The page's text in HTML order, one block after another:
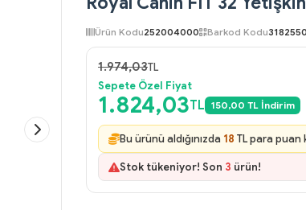
Ürün Kodu252004000 Barkod Kodu
1.974,03TL
Sepete Özel Fiyat
1.824,03TL 150,00 TL İndirim
Bu ürünü aldığınızda 18 TL para puan
Stok tükeniyor! Son 3 ürün!